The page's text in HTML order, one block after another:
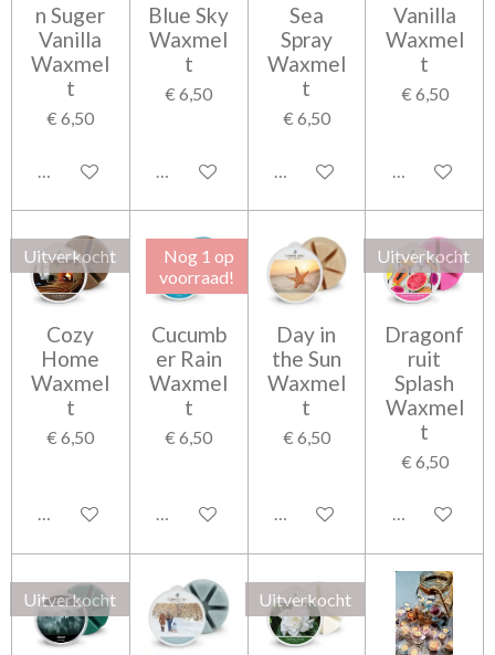
n Suger
Vanilla
Waxmel
t
€ 6,50
Houd mij op de hoogte
Blue Sky
Waxmel
t
€ 6,50
Houd mij op de hoogte
Sea
Spray
Waxmel
t
€ 6,50
Houd mij op de hoogte
Vanilla
Waxmel
t
€ 6,50
Houd mij op
Uitverkocht
Cozy
Home
Waxmel
t
€ 6,50
Houd mij op de hoogte
Nog 1 op
voorraad!
Cucumb
er Rain
Waxmel
t
€ 6,50
In winkelwagen
Day in
the Sun
Waxmel
t
€ 6,50
In winkelwagen
Uitverkocht
Dragonf
ruit
Splash
Waxmel
t
€ 6,50
Houd mij op
Uitverkocht Uitverkocht